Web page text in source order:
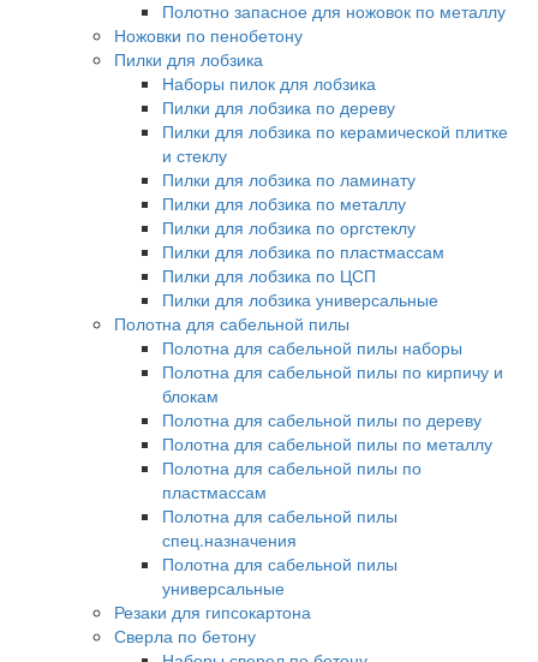
Полотно запасное для ножовок по металлу
Ножовки по пенобетону
Пилки для лобзика
Наборы пилок для лобзика
Пилки для лобзика по дереву
Пилки для лобзика по керамической плитке
и стеклу
Пилки для лобзика по ламинату
Пилки для лобзика по металлу
Пилки для лобзика по оргстеклу
Пилки для лобзика по пластмассам
Пилки для лобзика по ЦСП
Пилки для лобзика универсальные
Полотна для сабельной пилы
Полотна для сабельной пилы наборы
Полотна для сабельной пилы по кирпичу и
блокам
Полотна для сабельной пилы по дереву
Полотна для сабельной пилы по металлу
Полотна для сабельной пилы по
пластмассам
Полотна для сабельной пилы
спец.назначения
Полотна для сабельной пилы
универсальные
Резаки для гипсокартона
Сверла по бетону